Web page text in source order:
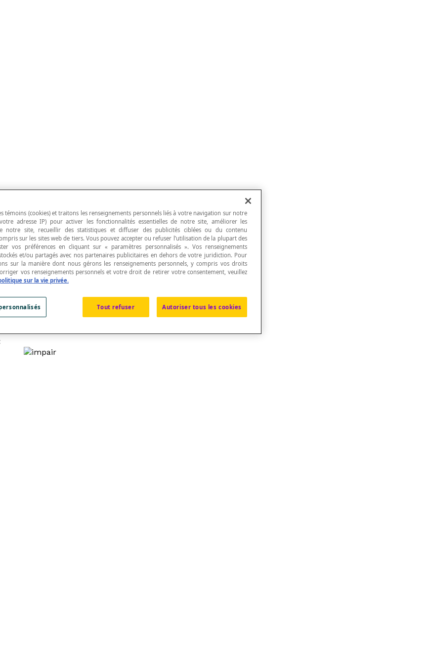
impair d'arcs.
témoins (cookies) et traitons les renseignements personnels liés à votre navigation sur notre
adresse IP) pour activer les fonctionnalités essentielles de notre site, améliorer les
notre site, recueillir des statistiques et diffuser des publicités ciblées ou du contenu
sur les sites web de tiers. Vous pouvez accepter ou refuser l’utilisation de la plupart des
vos préférences en cliquant sur « paramètres personnalisés ». Vos renseignements
et/ou partagés avec nos partenaires publicitaires en dehors de votre juridiction. Pour
sur la manière dont nous gérons les renseignements personnels, y compris vos droits
vos renseignements personnels et votre droit de retirer votre consentement, veuillez
sur la vie privée.
Tout refuser Autoriser tous les cookies